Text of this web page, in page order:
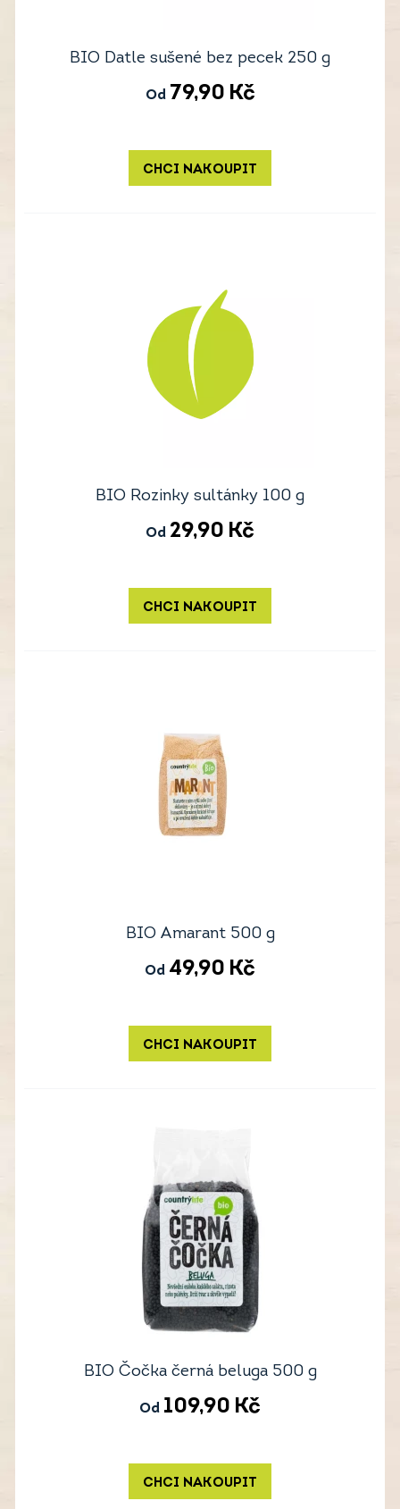
BIO Datle sušené bez pecek 250 g
Od 79,90 Kč
CHCI NAKOUPIT
BIO Rozinky sultánky 100 g
Od 29,90 Kč
CHCI NAKOUPIT
BIO Amarant 500 g
Od 49,90 Kč
CHCI NAKOUPIT
BIO Čočka černá beluga 500 g
Od 109,90 Kč
CHCI NAKOUPIT